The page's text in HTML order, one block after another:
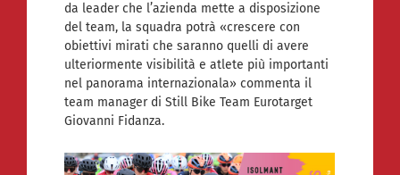
da leader che l’azienda mette a disposizione
del team, la squadra potrà «crescere con
obiettivi mirati che saranno quelli di avere
ulteriormente visibilità e atlete più importanti
nel panorama internazionala» commenta il
team manager di Still Bike Team Eurotarget
Giovanni Fidanza.